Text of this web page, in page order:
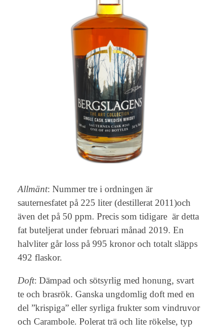
Allmänt: Nummer tre i ordningen är
sauternesfatet på 225 liter (destillerat 2011)och
även det på 50 ppm. Precis som tidigare är detta
fat buteljerat under februari månad 2019. En
halvliter går loss på 995 kronor och totalt släpps
492 flaskor.
Doft: Dämpad och sötsyrlig med honung, svart
te och brasrök. Ganska ungdomlig doft med en
del ”krispiga” eller syrliga frukter som vindruvor
och Carambole. Polerat trä och lite rökelse, typ